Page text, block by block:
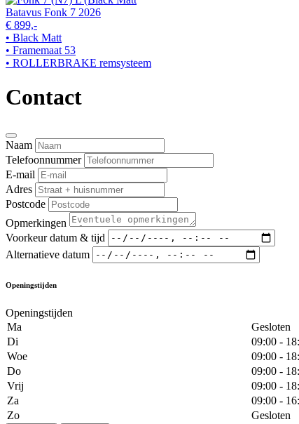
Batavus Fonk 7 2026
€ 899,-
• Black Matt
• Framemaat 53
• ROLLERBRAKE remsysteem
Contact
Naam
Telefoonnummer
E-mail
Adres
Postcode
Opmerkingen
Voorkeur datum & tijd
Alternatieve datum
Openingstijden
Openingstijden
Ma
Gesloten
Di
09:00 -
Woe
09:00 -
Do
09:00 -
Vrij
09:00 -
Za
09:00 -
Zo
Gesloten